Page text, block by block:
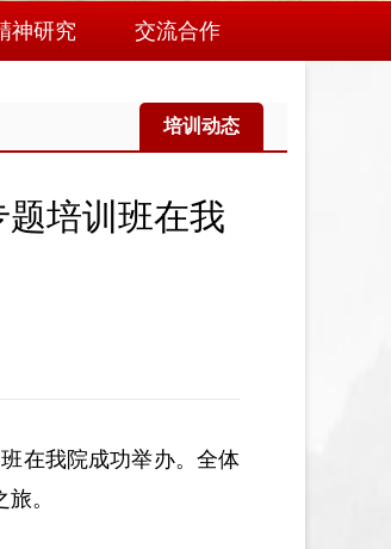
神研究 交流合作
联系我们
培训动态
培训班在我
在我院成功举办。全体
。